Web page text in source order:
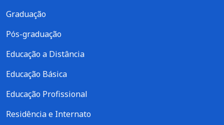
Graduação
Pós-graduação
Educação a Distância
Educação Básica
Educação Profissional
Residência e Internato